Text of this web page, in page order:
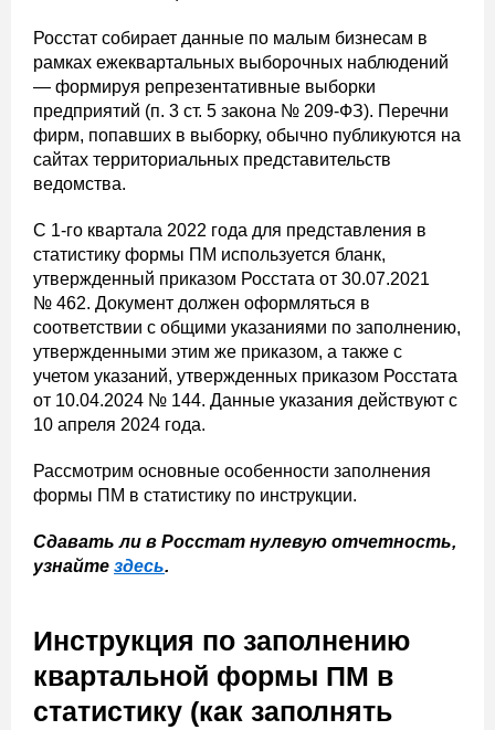
Росстат собирает данные по малым бизнесам в
рамках ежеквартальных выборочных наблюдений
— формируя репрезентативные выборки
предприятий (п. 3 ст. 5 закона № 209-ФЗ). Перечни
фирм, попавших в выборку, обычно публикуются на
сайтах территориальных представительств
ведомства.
С 1-го квартала 2022 года для представления в
статистику формы ПМ используется бланк,
утвержденный приказом Росстата от 30.07.2021
№ 462. Документ должен оформляться в
соответствии с общими указаниями по заполнению,
утвержденными этим же приказом, а также с
учетом указаний, утвержденных приказом Росстата
от 10.04.2024 № 144. Данные указания действуют с
10 апреля 2024 года.
Рассмотрим основные особенности заполнения
формы ПМ в статистику по инструкции.
Сдавать ли в Росстат нулевую отчетность,
узнайте здесь.
Инструкция по заполнению
квартальной формы ПМ в
статистику (как заполнять